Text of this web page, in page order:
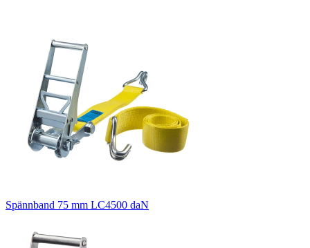
Spännband 75 mm LC4500 daN